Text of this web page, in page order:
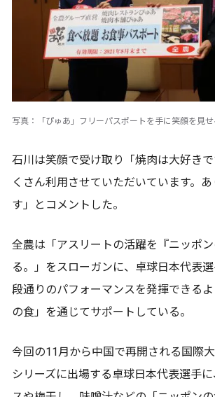
写真：「ぴゅあ」フリーパスポートを手に笑顔を見
石川は笑顔で受け取り「焼肉は大好き
くさん利用させていただいています。
す」とコメントした。
全農は「アスリートの活躍を『ニッポ
る。」をスローガンに、卓球日本代表
段通りのパフォーマンスを発揮できる
の食」を通じてサポートしている。
今回の11月から中国で再開される国際大
シリーズに出場する卓球日本代表選手